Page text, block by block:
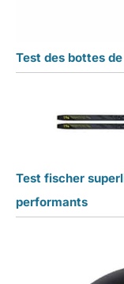
Test des bottes
Test fischer
performants